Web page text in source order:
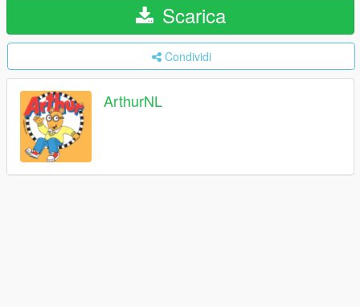
Scarica
Condividi
ArthurNL